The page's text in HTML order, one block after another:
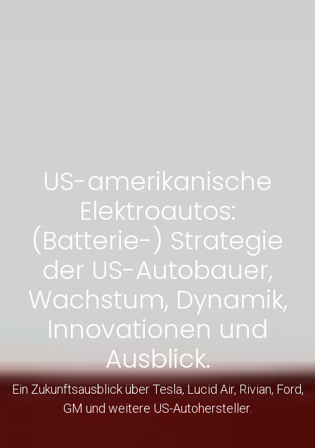
US-amerikanische
Elektroautos:
(Batterie-) Strategie
der US-Autobauer,
Wachstum, Dynamik,
Innovationen und
Ausblick.
Ein Zukunftsausblick über Tesla, Lucid Air, Rivian, Ford,
GM und weitere US-Autohersteller.